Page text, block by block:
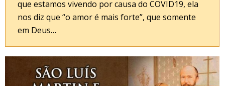
que estamos vivendo por causa do COVID19, ela
nos diz que “o amor é mais forte”, que somente
em Deus…